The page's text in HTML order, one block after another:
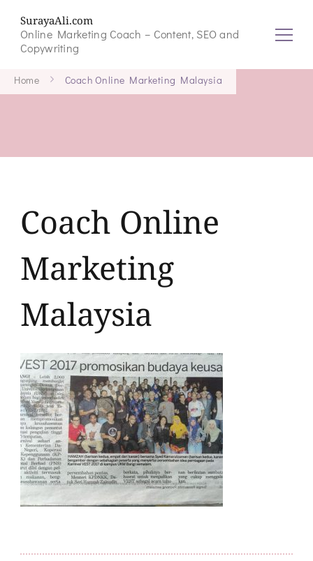
SurayaAli.com
Online Marketing Coach – Content, SEO and
Copywriting
Home Coach Online Marketing Malaysia
Coach Online
Marketing
Malaysia